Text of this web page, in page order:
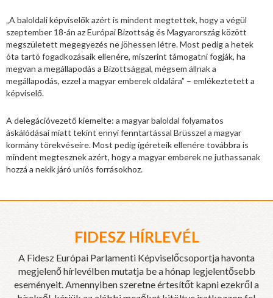
„A baloldali képviselők azért is mindent megtettek, hogy a végül
szeptember 18-án az Európai Bizottság és Magyarország között
megszületett megegyezés ne jöhessen létre. Most pedig a hetek
óta tartó fogadkozásaik ellenére, miszerint támogatni fogják, ha
megvan a megállapodás a Bizottsággal, mégsem állnak a
megállapodás, ezzel a magyar emberek oldalára” – emlékeztetett a
képviselő.
A delegációvezető kiemelte: a magyar baloldal folyamatos
áskálódásai miatt tekint ennyi fenntartással Brüsszel a magyar
kormány törekvéseire. Most pedig ígéreteik ellenére továbbra is
mindent megtesznek azért, hogy a magyar emberek ne juthassanak
hozzá a nekik járó uniós forrásokhoz.
FIDESZ HÍRLEVÉL
A Fidesz Európai Parlamenti Képviselőcsoportja havonta
megjelenő hírlevélben mutatja be a hónap legjelentősebb
eseményeit. Amennyiben szeretne értesítőt kapni ezekről a